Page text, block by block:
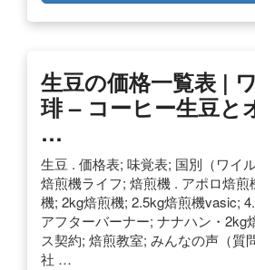
生豆の価格一覧表 |
琲 – コーヒー生豆と
…
生豆 . 価格表; 味覚表; 国別（ワイ
焙煎機ライフ; 焙煎機 . アポロ焙
機; 2kg焙煎機; 2.5kg焙煎機vasic;
アフターバーナー; ナナハン・2kg
ス契約; 焙煎教室; みんなの声（質
社 …